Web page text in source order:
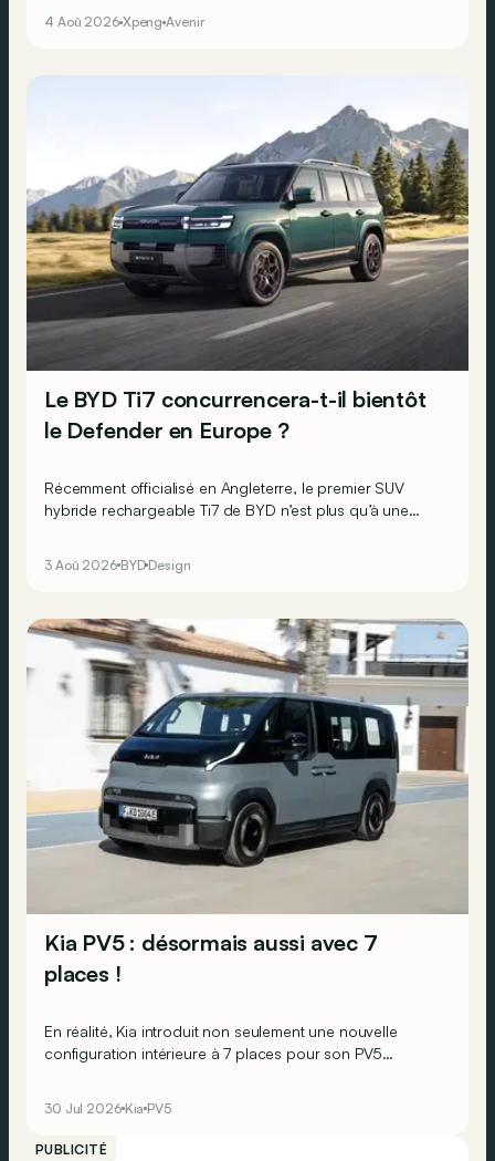
4 Aoû 2026 Xpeng Avenir
Le BYD Ti7 concurrencera-t-il bientôt
le Defender en Europe ?
Récemment officialisé en Angleterre, le premier SUV
hybride rechargeable Ti7 de BYD n’est plus qu’à une
3 Aoû 2026 BYD Design
Kia PV5 : désormais aussi avec 7
places !
En réalité, Kia introduit non seulement une nouvelle
configuration intérieure à 7 places pour son PV5
30 Jul 2026 Kia PV5
PUBLICITÉ